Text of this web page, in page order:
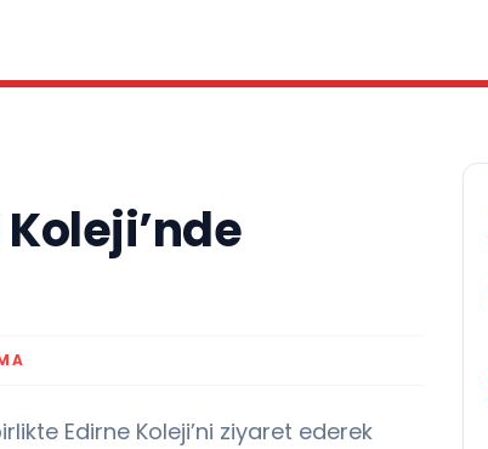
Edirne Koleji’ni ziyaret ederek